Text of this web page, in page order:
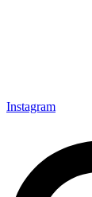
Instagram